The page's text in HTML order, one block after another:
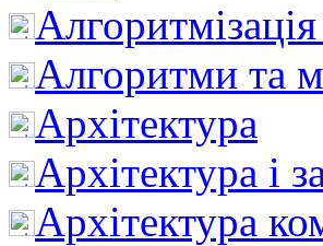
Алгоритми та
Архітектура
Архітектура і
Архітектура